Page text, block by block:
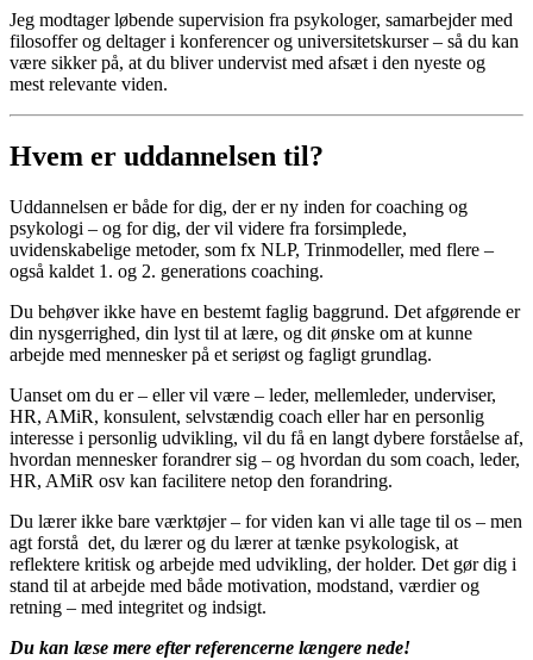
Jeg modtagerløbende supervision fra psykologer, samarbejdermed
filosofferog deltageri konferencerog universitetskurser – så du kan
være sikkerpå, at du bliverundervist med afsæt i den nyeste og
mest relevante viden.
Hvem er uddannelsen til?
Uddannelsen erbåde fordig, dererny inden forcoaching og
psykologi – og fordig, dervil videre fra forsimplede,
uvidenskabelige metoder, som fx NLP, Trinmodeller, med flere –
også kaldet 1. og 2. generations coaching.
Du behøverikke have en bestemt faglig baggrund. Det afgørende er
din nysgerrighed, din lyst til at lære, og dit ønske om at kunne
arbejde med menneskerpå et seriøst og fagligt grundlag.
Uanset om du er – eller vil være – leder, mellemleder, underviser,
HR, AMiR, konsulent, selvstændig coach eller haren personlig
interesse i personlig udvikling, vil du få en langt dybere forståelse af,
hvordan menneskerforandrersig – og hvordan du som coach, leder,
HR, AMiR osv kan facilitere netop den forandring.
Du lærerikke bare værktøjer – for viden kan vi alle tage til os – men
agt forstå det, du lærer og du lærerat tænke psykologisk, at
reflektere kritisk og arbejde med udvikling, derholder. Det gørdig i
stand til at arbejde med både motivation, modstand, værdierog
retning – med integritet og indsigt.
Du kan læse mere efter referencerne længere nede!